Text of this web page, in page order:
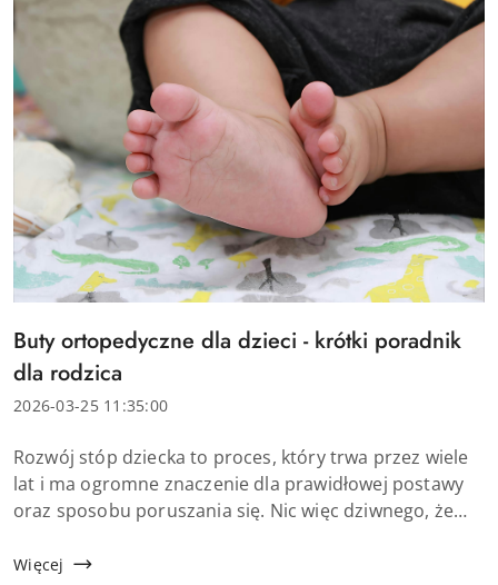
Tytuł
artykułu:
Buty ortopedyczne dla dzieci - krótki poradnik
dla rodzica
Data
2026-03-25 11:35:00
Treść
artykułu:
Rozwój stóp dziecka to proces, który trwa przez wiele
lat i ma ogromne znaczenie dla prawidłowej postawy
oraz sposobu poruszania się. Nic więc dziwnego, że
potrzebuje specjalistycz...
Więcej